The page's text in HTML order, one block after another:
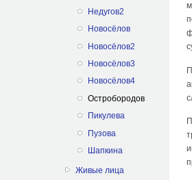
Недугов2
Новосёлов
Новосёлов2
Новосёлов3
Новосёлов4
Остробородов
Пикулева
Пузова
Шапкина
Живые лица